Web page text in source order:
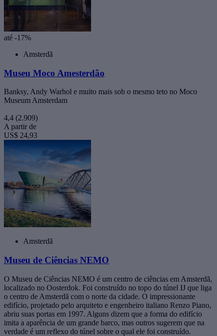
até -17%
Amsterdã
Museu Moco Amesterdão
Banksy, Andy Warhol e muito mais sob o mesmo teto no Moco
Museum Amsterdam
4,4 (2.909)
A partir de
US$ 24,93
Amsterdã
Museu de Ciências NEMO
O Museu de Ciências NEMO é um centro de ciências em Amsterdã,
localizado no Oosterdok. Foi construído no topo do túnel IJ que liga
o centro de Amsterdã com o norte da cidade. O impressionante
edifício, projetado pelo arquiteto e engenheiro italiano Renzo Piano,
abriu suas portas em 1997. Alguns dizem que a forma do edifício
imita a aparência de um grande barco, mas outros sugerem que na
verdade é um reflexo do túnel sobre o qual ele foi construído.